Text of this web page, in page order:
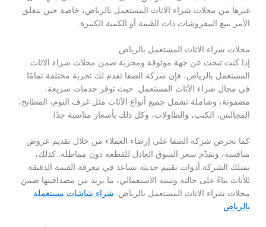
غيرها من محلات شراء الاثاث المستعمل بالرياض، خاصة حين يتعلق
الأمر ببيع المفروشات ذات القيمة أو الكمية الكبيرة.
محلات شراء الاثاث المستعمل بالرياض
إذا كنت تبحث عن جهة موثوقة ومجربة ضمن محلات شراء الاثاث
المستعمل بالرياض، فإن شركة الصفا تقدم لك تجربة مختلفة تمامًا
في مجال شراء الأثاث المستعمل. حيث توفر خدمات سريعة،
مضمونة، وشاملة تشمل جميع أنواع الأثاث مثل غرف النوم، المطابخ،
المجالس، الكنب، والطاولات، وكل ذلك بأسعار مناسبة جدًا.
كما تحرص شركة الصفا على إرضاء العملاء من خلال تقديم عروض
منافسة، وتقدّم سعر السوق العادل للقطعة دون مماطلة. كذلك،
تمتلك الشركة أدوات تقييم حديثة تساعد في معرفة القيمة الدقيقة
للأثاث بناءً على حالته وسنه الاستعمالي، ما يزيد من مصداقيتها ضمن
محلات شراء الاثاث المستعمل بالرياض. شراء شاشات مستعملة
بالرياض